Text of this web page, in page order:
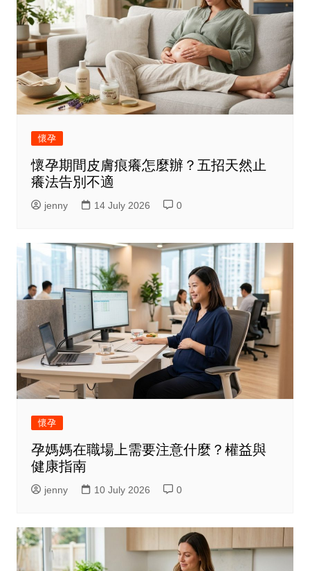
懷孕
懷孕期間皮膚痕癢怎麼辦？五招天然止
癢法告別不適
jenny 14 July 2026 0
懷孕
孕媽媽在職場上需要注意什麼？權益與
健康指南
jenny 10 July 2026 0